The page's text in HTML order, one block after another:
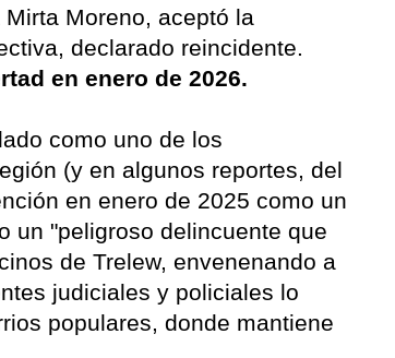
Moreno, aceptó la
declarado reincidente.
en enero de 2026.
como uno de los
(y en algunos reportes, del
en enero de 2025 como un
un "peligroso delincuente que
de Trelew, envenenando a
judiciales y policiales lo
populares, donde mantiene